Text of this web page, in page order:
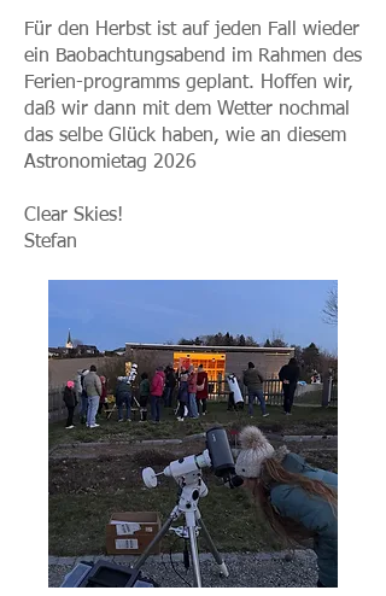
Für den Herbst ist auf jeden Fall wieder
ein Baobachtungsabend im Rahmen des
Ferien-programms geplant. Hoffen wir,
daß wir dann mit dem Wetter nochmal
das selbe Glück haben, wie an diesem
Astronomietag 2026
Clear Skies!
Stefan